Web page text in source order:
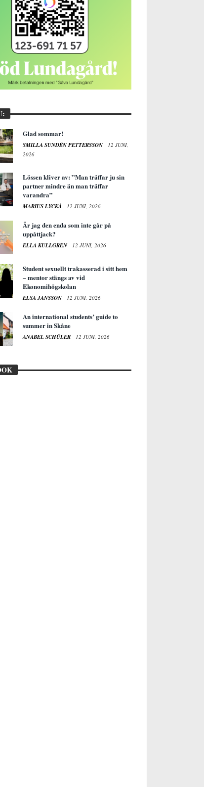
Glad sommar!
SMILLA SUNDÉN PETTERSSON
12 JUNI,
2026
Lössen kliver av: ”Man träffar ju sin
partner mindre än man träffar
varandra”
MARIUS LYCKÅ 12 JUNI, 2026
Är jag den enda som inte går på
uppåttjack?
ELLA KULLGREN 12 JUNI, 2026
Student sexuellt trakasserad i sitt hem
– mentor stängs av vid
Ekonomihögskolan
ELSA JANSSON 12 JUNI, 2026
An international students’ guide to
summer in Skåne
ANABEL SCHÜLER 12 JUNI, 2026